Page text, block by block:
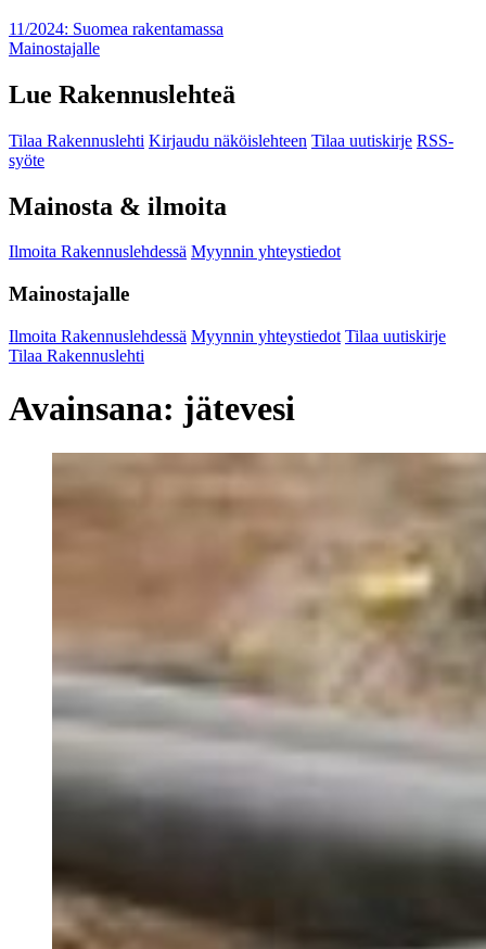
11/2024: Suomea rakentamassa
Mainostajalle
Lue Rakennuslehteä
Tilaa Rakennuslehti Kirjaudu näköislehteen Tilaa uutiskirje RSS-
syöte
Mainosta & ilmoita
Ilmoita Rakennuslehdessä Myynnin yhteystiedot
Mainostajalle
Ilmoita Rakennuslehdessä Myynnin yhteystiedot Tilaa uutiskirje
Tilaa Rakennuslehti
Avainsana: jätevesi